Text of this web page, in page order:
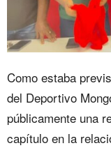
Como estaba
del Deportivo
públicamente una
capítulo en la